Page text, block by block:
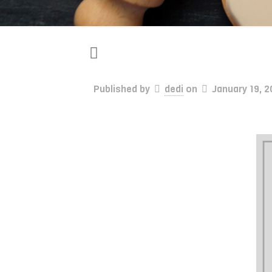
Published by dedi on January 19,